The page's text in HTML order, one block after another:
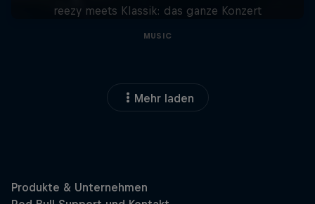
reezy meets Klassik: das ganze Konzert
MUSIC
Mehr laden